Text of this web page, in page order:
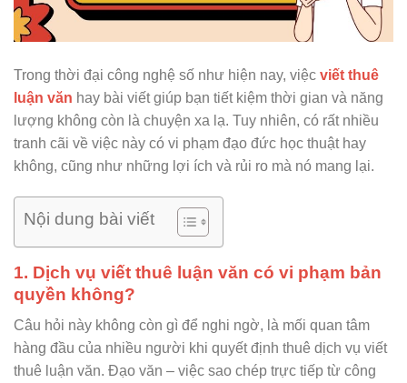
Trong thời đại công nghệ số như hiện nay, việc viết thuê
luận văn hay bài viết giúp bạn tiết kiệm thời gian và năng
lượng không còn là chuyện xa lạ. Tuy nhiên, có rất nhiều
tranh cãi về việc này có vi phạm đạo đức học thuật hay
không, cũng như những lợi ích và rủi ro mà nó mang lại.
Nội dung bài viết
1. Dịch vụ viết thuê luận văn có vi phạm bản
quyền không?
Câu hỏi này không còn gì để nghi ngờ, là mối quan tâm
hàng đầu của nhiều người khi quyết định thuê dịch vụ viết
thuê luận văn. Đạo văn – việc sao chép trực tiếp từ công